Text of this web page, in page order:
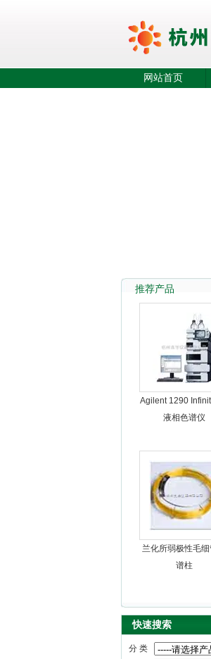
杭州良宇仪器有限公司
网站首页
推荐产品
Agilent 1290
液相色谱仪
兰化所弱极性毛
谱柱
快速搜索
分 类